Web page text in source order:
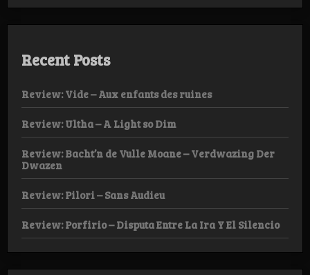
Recent Posts
Review: Vide – Aux enfants des ruines
Review: Ultha – A Light so Dim
Review: Bacht’n de Vulle Moane – Verdwazing Der
Dwazen
Review: Pilori – Sans Audieu
Review: Porfirio – Disputa Entre La Ira Y El Silencio